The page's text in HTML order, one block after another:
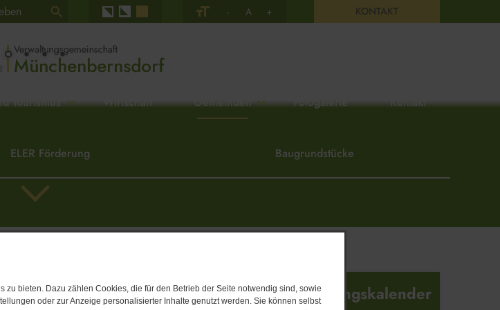
bieten. Dazu zählen Cookies, die für den Betrieb der Seite notwendig sind, sowie
oder zur Anzeige personalisierter Inhalte genutzt werden. Sie können selbst
- A + KONTAKT
Tourismus Wirtschaft Gemeinden Fotogalerie Kontakt
ELER Förderung Baugrundstücke
Veranstaltungskalender